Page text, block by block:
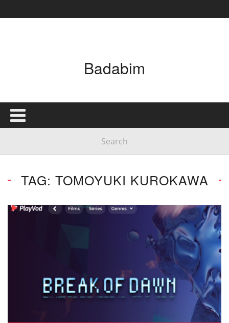
Badabim
TAG: TOMOYUKI KUROKAWA